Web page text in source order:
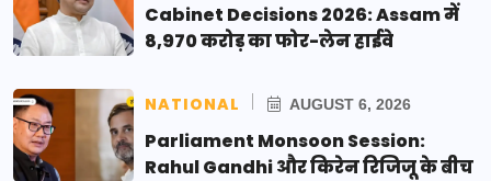
Cabinet Decisions 2026: Assam में
8,970 करोड़ का फोर-लेन हाईवे
NATIONAL AUGUST 6, 2026
Parliament Monsoon Session:
Rahul Gandhi और किरेन रिजिजू के बीच